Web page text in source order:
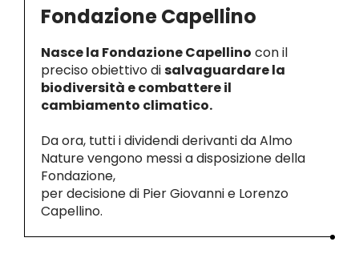
Fondazione Capellino
Nasce la Fondazione Capellino con il
preciso obiettivo disalvaguardare la
biodiversità e combattere il
cambiamento climatico.
Da ora, tutti i dividendi derivanti da Almo
Nature vengono messi a disposizione della
Fondazione,
per decisione di Pier Giovanni e Lorenzo
Capellino.